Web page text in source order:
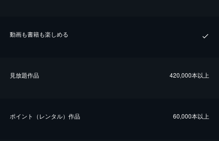
動画も書籍も楽しめる
⾒放題作品 420,000本以上
ポイント（レンタル）作品 60,000本以上